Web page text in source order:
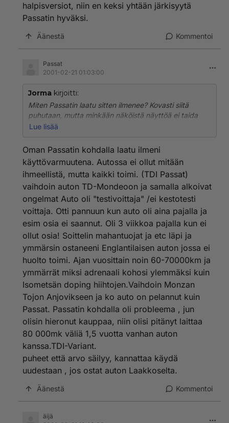
halpisversiot, niin en keksi yhtään järkisyytä
Passatin hyväksi.
Äänestä Kommentoi
Passat
2001-02-21 01:03:00
Jorma kirjoitti:
Miten Passatin laatu sitten ilmenee? Kovasti siitä
puhutaan, mutta minkään näköistä näyttöä ei taida
olla. Itse en pidä Volkkaria yhtään keskivertoa
Fordia kalliimpi. Edelleen, jos vaihtoehtona on Passatin
järkisyytä Passatin hyväksi.
Lue lisää
Oman Passatin kohdalla laatu ilmeni
käyttövarmuutena. Autossa ei ollut mitään
ihmeellistä, mutta kaikki toimi. (TDI Passat)
vaihdoin auton TD-Mondeoon ja samalla alkoivat
ongelmat Auto oli "testivoittaja" /ei kestotesti
voittaja. Otti pannuun kun auto oli aina pajalla ja
esim osia ei saannut. Oli 3 viikkoa pajalla kun ei
ollut osia! Soittelin mahantuojat ja etc läpi ja
ymmärsin ostaneeni Englantilaisen auton jossa ei
huolto toimi. Ajan vuosittain noin 60-70000km ja
ymmärrät miksi adrenaali kohosi ylemmäksi kuin
Isometsän doping hiihtojen.Vaihdoin Monzan
Tojon Anjovikseen ja ko auto on pelannut kuin
Passat. Passatin kohdalla oli probleema , jun
olisin hieronut kauppaa, niin olisi pitänyt laittaa
80 000mk väliä 1,5 vuotta vanhan auton
kanssa.TDI-Variant.
puheet että arvo säilyy, kannattaa käydä
uudestaan , jos ostat auton Laakkoselta.
Äänestä Kommentoi
äijä